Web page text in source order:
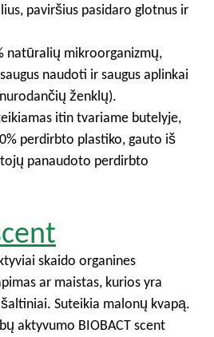
paviršius pasidaro glotnus ir
natūralių mikroorganizmų,
naudoti ir saugus aplinkai
ženklų).
itin tvariame butelyje,
perdirbto plastiko, gauto iš
panaudoto perdirbto
skaido organines
ar maistas, kurios yra
Suteikia malonų kvapą.
aktyvumo BIOBACT scent